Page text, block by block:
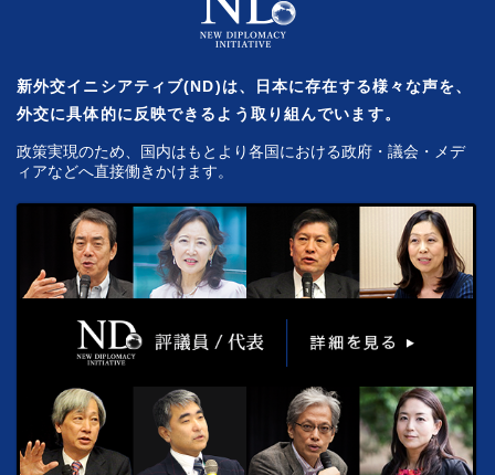
新外交イニシアティブ(ND)は、日本に存在する様々な声を、
外交に具体的に反映できるよう取り組んでいます。
政策実現のため、国内はもとより各国における政府・議会・メデ
ィアなどへ直接働きかけます。